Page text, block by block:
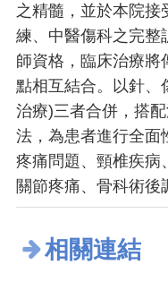
之精髓，並於本院接
練、中醫傷科之完整
師資格，臨床治療將
點相互結合。以針、
治療)三者合併，搭
法，為患者進行全面
疼痛問題、頸椎疾病
關節疼痛、骨科術後
相關連結